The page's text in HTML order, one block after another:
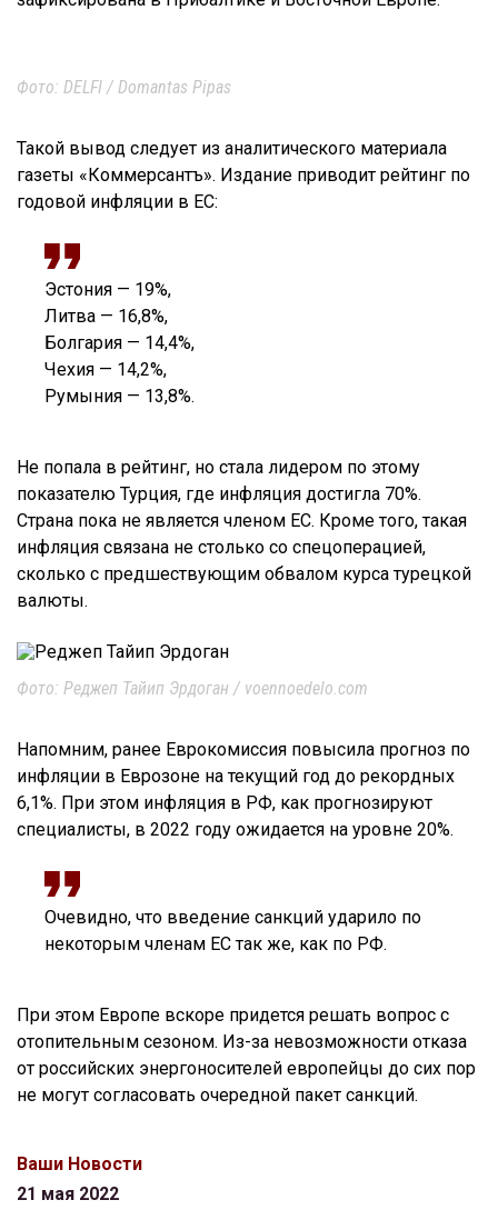
Фото: DELFI / Domantas Pipas
Такой вывод следует из аналитического материала
газеты «Коммерсантъ». Издание приводит рейтинг по
годовой инфляции в ЕС:
Эстония — 19%,
Литва — 16,8%,
Болгария — 14,4%,
Чехия — 14,2%,
Румыния — 13,8%.
Не попала в рейтинг, но стала лидером по этому
показателю Турция, где инфляция достигла 70%.
Страна пока не является членом ЕС. Кроме того, такая
инфляция связана не столько со спецоперацией,
сколько с предшествующим обвалом курса турецкой
валюты.
Фото: Реджеп Тайип Эрдоган / voennoedelo.com
Напомним, ранее Еврокомиссия повысила прогноз по
инфляции в Еврозоне на текущий год до рекордных
6,1%. При этом инфляция в РФ, как прогнозируют
специалисты, в 2022 году ожидается на уровне 20%.
Очевидно, что введение санкций ударило по
некоторым членам ЕС так же, как по РФ.
При этом Европе вскоре придется решать вопрос с
отопительным сезоном. Из-за невозможности отказа
от российских энергоносителей европейцы до сих пор
не могут согласовать очередной пакет санкций.
Ваши Новости
21 мая 2022